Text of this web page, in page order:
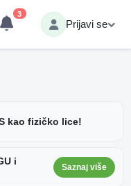
3
Prijavi se
kao fizičko lice!
i
Saznaj više